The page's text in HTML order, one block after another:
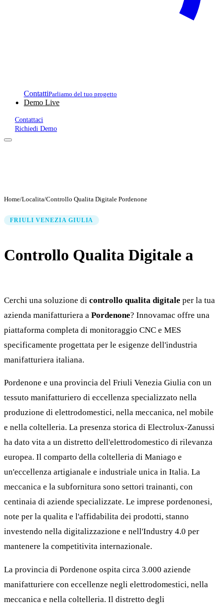
ContattiParliamo del tuo progetto
Demo Live
Contattaci
Richiedi Demo
Home/Localita/Controllo Qualita Digitale Pordenone
FRIULI VENEZIA GIULIA
Controllo Qualita Digitale a
Cerchi una soluzione di controllo qualita digitale per la tua
azienda manifatturiera a Pordenone? Innovamac offre una
piattaforma completa di monitoraggio CNC e MES
specificamente progettata per le esigenze dell'industria
manifatturiera italiana.
Pordenone e una provincia del Friuli Venezia Giulia con un
tessuto manifatturiero di eccellenza specializzato nella
produzione di elettrodomestici, nella meccanica, nel mobile
e nella coltelleria. La presenza storica di Electrolux-Zanussi
ha dato vita a un distretto dell'elettrodomestico di rilevanza
europea. Il comparto della coltelleria di Maniago e
un'eccellenza artigianale e industriale unica in Italia. La
meccanica e la subfornitura sono settori trainanti, con
centinaia di aziende specializzate. Le imprese pordenonesi,
note per la qualita e l'affidabilita dei prodotti, stanno
investendo nella digitalizzazione e nell'Industry 4.0 per
mantenere la competitivita internazionale.
La provincia di Pordenone ospita circa 3.000 aziende
manifatturiere con eccellenze negli elettrodomestici, nella
meccanica e nella coltelleria. Il distretto degli